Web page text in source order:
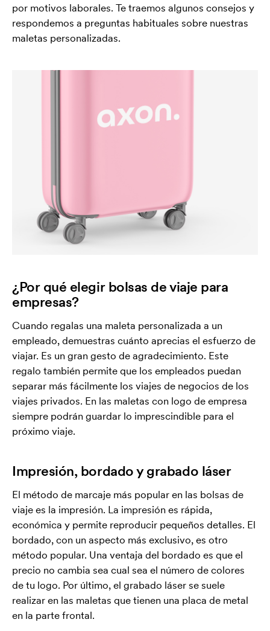
por motivos laborales. Te traemos algunos consejos y
respondemos a preguntas habituales sobre nuestras
maletas personalizadas.
¿Por qué elegir bolsas de viaje para
empresas?
Cuando regalas una maleta personalizada a un
empleado, demuestras cuánto aprecias el esfuerzo de
viajar. Es un gran gesto de agradecimiento. Este
regalo también permite que los empleados puedan
separar más fácilmente los viajes de negocios de los
viajes privados. En las maletas con logo de empresa
siempre podrán guardar lo imprescindible para el
próximo viaje.
Impresión, bordado y grabado láser
El método de marcaje más popular en las bolsas de
viaje es la impresión. La impresión es rápida,
económica y permite reproducir pequeños detalles. El
bordado, con un aspecto más exclusivo, es otro
método popular. Una ventaja del bordado es que el
precio no cambia sea cual sea el número de colores
de tu logo. Por último, el grabado láser se suele
realizar en las maletas que tienen una placa de metal
en la parte frontal.